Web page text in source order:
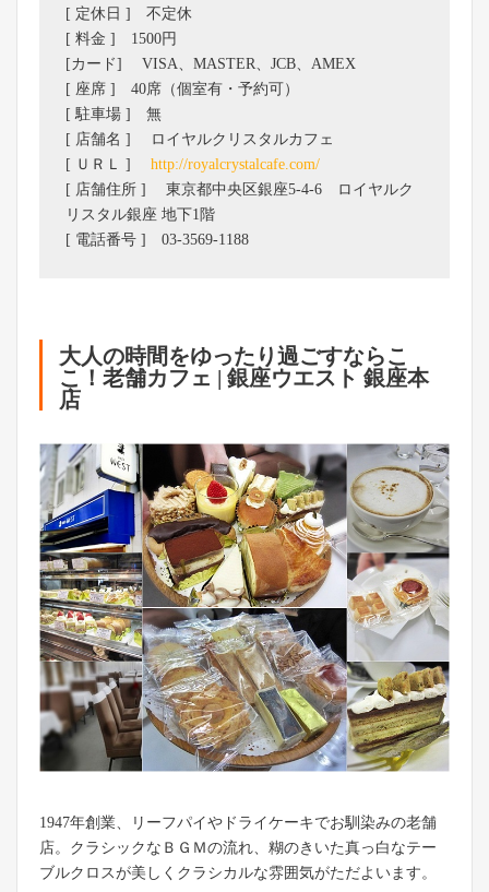
[ 定休日 ] 不定休
[ 料金 ] 1500円
[カード] VISA、MASTER、JCB、AMEX
[ 座席 ] 40席（個室有・予約可）
[ 駐車場 ] 無
[ 店舗名 ] ロイヤルクリスタルカフェ
[ ＵＲＬ ] http://royalcrystalcafe.com/
[ 店舗住所 ] 東京都中央区銀座5-4-6 ロイヤルク
リスタル銀座 地下1階
[ 電話番号 ] 03-3569-1188
大人の時間をゆったり過ごすならこ
こ！老舗カフェ | 銀座ウエスト 銀座本
店
1947年創業、リーフパイやドライケーキでお馴染みの老舗
店。クラシックなＢＧＭの流れ、糊のきいた真っ白なテー
ブルクロスが美しくクラシカルな雰囲気がただよいます。